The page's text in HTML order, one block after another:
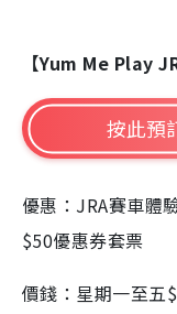
【Yum Me Play
按此預
優惠：JRA賽車體
$50優惠券套票
價錢：星期一至五